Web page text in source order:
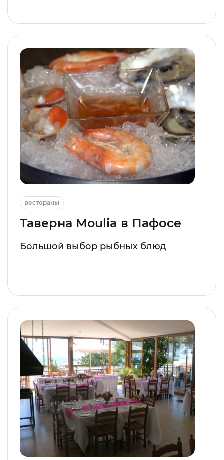
рестораны
Таверна Moulia в Пафосе
Большой выбор рыбных блюд